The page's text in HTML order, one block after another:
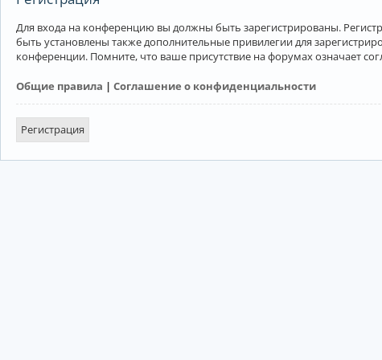
Для входа на конференцию вы должны быть зарегистрированы.
быть установлены также дополнительные привилегии для
конференции. Помните, что ваше присутствие на форумах означает
Общие правила | Соглашение о конфиденциальности
Регистрация